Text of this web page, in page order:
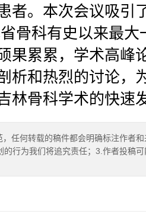
者。本次会议吸引
骨科有史以来最
果累累，学术高峰
析和热烈的讨论，
林骨科学术的快速
，任何转载的稿件都会明确标注作者
的行为我们将追究责任；3.作者投稿